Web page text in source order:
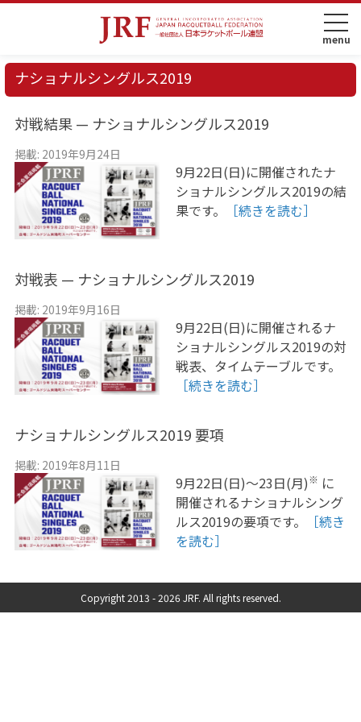
ナショナルシングルス2019
対戦結果 — ナショナルシングルス2019
掲載: 2019年9月24日
9月22日(日)に開催されたナ
ショナルシングルス2019の結
果です。
［続きを読む］
対戦表 — ナショナルシングルス2019
掲載: 2019年9月16日
9月22日(日)に開催されるナ
ショナルシングルス2019の対
戦表、タイムテーブルです。
［続きを読む］
ナショナルシングルス2019 要項
掲載: 2019年8月11日
9月22日(日)〜23日(月)※ に
開催されるナショナルシング
ルス2019の要項です。
［続き
を読む］
Copyright 2013 -2026 JRF. All rights reserved.